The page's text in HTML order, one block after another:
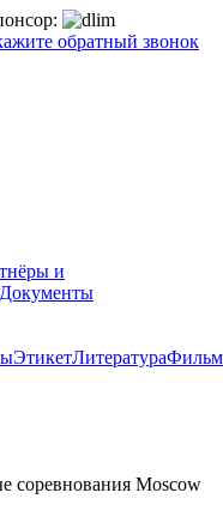
обратный звонок
и
Документы
ЭтикетЛитература
соревнования Moscow